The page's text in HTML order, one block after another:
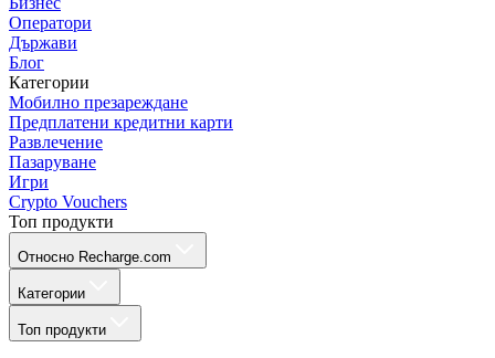
Оператори
Държави
Блог
Категории
Мобилно презареждане
Предплатени кредитни карти
Развлечение
Пазаруване
Игри
Crypto Vouchers
Топ продукти
Относно Recharge.com
Категории
Топ продукти